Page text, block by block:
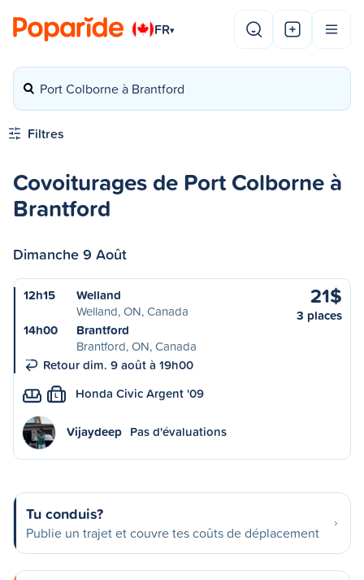
FR▾
Port Colborne à Brantford
Filtres
Covoiturages de Port Colborne à
Brantford
Dimanche 9 Août
12h15
Welland
Welland, ON, Canada
14h00
Brantford
Brantford, ON, Canada
Retour dim. 9 août à 19h00
21$
3 places
L Honda Civic Argent '09
Vijaydeep Pas d'évaluations
Tu conduis?
Publie un trajet et couvre tes coûts de déplacement